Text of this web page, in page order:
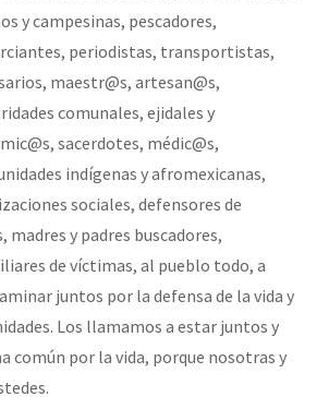
y campesinas, pescadores,
periodistas, transportistas,
maestr@s, artesan@s,
comunales, ejidales y
sacerdotes, médic@s,
indígenas y afromexicanas,
sociales, defensores de
madres y padres buscadores,
de víctimas, al pueblo todo, a
juntos por la defensa de la vida y
Los llamamos a estar juntos y
común por la vida, porque nosotras y